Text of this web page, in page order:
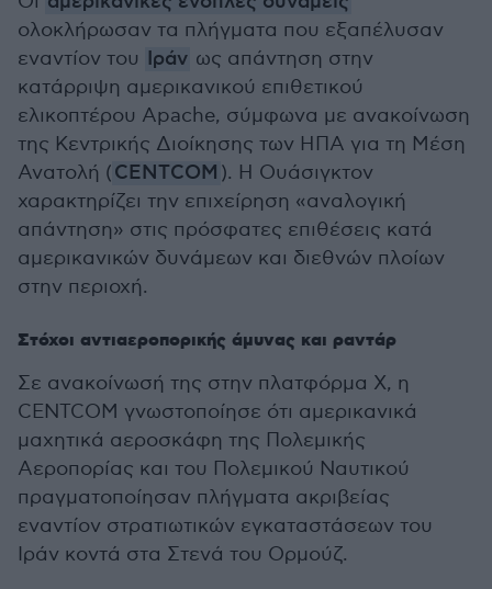
ολοκλήρωσαν τα πλήγματα που εξαπέλυσαν
εναντίον του Ιράν ως απάντηση στην
κατάρριψη αμερικανικού επιθετικού
ελικοπτέρου Apache, σύμφωνα με ανακοίνωση
της Κεντρικής Διοίκησης των ΗΠΑ για τη Μέση
Ανατολή (CENTCOM ). Η Ουάσιγκτον
χαρακτηρίζει την επιχείρηση «αναλογική
απάντηση» στις πρόσφατες επιθέσεις κατά
αμερικανικών δυνάμεων και διεθνών πλοίων
στην περιοχή.
Στόχοι αντιαεροπορικής άμυνας και ραντάρ
Σε ανακοίνωσή της στην πλατφόρμα Χ, η
CENTCOM γνωστοποίησε ότι αμερικανικά
μαχητικά αεροσκάφη της Πολεμικής
Αεροπορίας και του Πολεμικού Ναυτικού
πραγματοποίησαν πλήγματα ακριβείας
εναντίον στρατιωτικών εγκαταστάσεων του
Ιράν κοντά στα Στενά του Ορμούζ.